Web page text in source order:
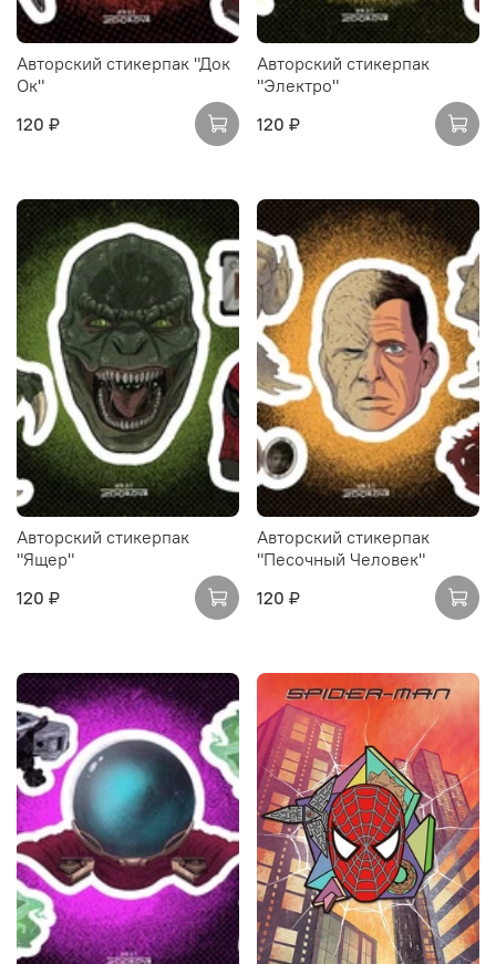
Авторский стикерпак "Док
Ок"
120 ₽
Авторский стикерпак
"Электро"
120 ₽
Авторский стикерпак
"Ящер"
120 ₽
Авторский стикерпак
"Песочный Человек"
120 ₽